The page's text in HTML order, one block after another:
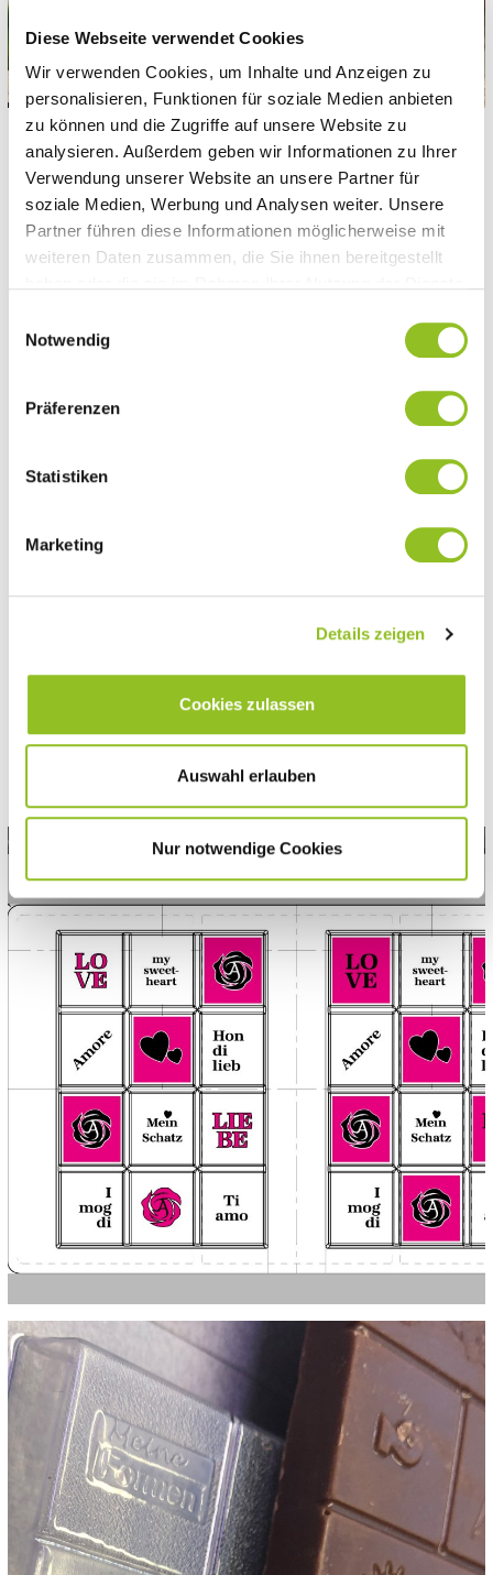
Diese Webseite verwendet Cookies
Wir verwenden Cookies, um Inhalte und Anzeigen zu
personalisieren, Funktionen für soziale Medien anbieten
zu können und die Zugriffe auf unsere Website zu
analysieren. Außerdem geben wir Informationen zu Ihrer
Verwendung unserer Website an unsere Partner für
soziale Medien, Werbung und Analysen weiter. Unsere
Partner führen diese Informationen möglicherweise mit
weiteren Daten zusammen, die Sie ihnen bereitgestellt
Notwendig
Präferenzen
Statistiken
Marketing
Details zeigen
Cookies zulassen
Auswahl erlauben
Nur notwendige Cookies
GESTALTUNG
Das Design der Tafel sollte besonders sein.
Schokoladentafel wirken. Mit Vertiefungen,
der zwölf Stücke gestaltet. Zusammen
ergeben sie ein harmonisches Ganzes.